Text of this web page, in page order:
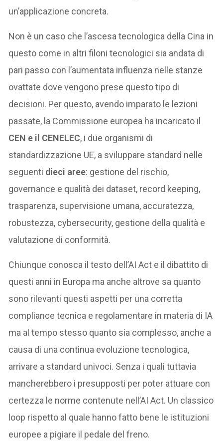
un’applicazione concreta.
Non è un caso che l’ascesa tecnologica della Cina in
questo come in altri filoni tecnologici sia andata di
pari passo con l’aumentata influenza nelle stanze
ovattate dove vengono prese questo tipo di
decisioni. Per questo, avendo imparato le lezioni
passate, la Commissione europea ha incaricato il
CEN e il CENELEC, i due organismi di
standardizzazione UE, a sviluppare standard nelle
seguenti dieci aree: gestione del rischio,
governance e qualità dei dataset, record keeping,
trasparenza, supervisione umana, accuratezza,
robustezza, cybersecurity, gestione della qualità e
valutazione di conformità.
Chiunque conosca il testo dell’AI Act e il dibattito di
questi anni in Europa ma anche altrove sa quanto
sono rilevanti questi aspetti per una corretta
compliance tecnica e regolamentare in materia di IA
ma al tempo stesso quanto sia complesso, anche a
causa di una continua evoluzione tecnologica,
arrivare a standard univoci. Senza i quali tuttavia
mancherebbero i presupposti per poter attuare con
certezza le norme contenute nell’AI Act. Un classico
loop rispetto al quale hanno fatto bene le istituzioni
europee a pigiare il pedale del freno.